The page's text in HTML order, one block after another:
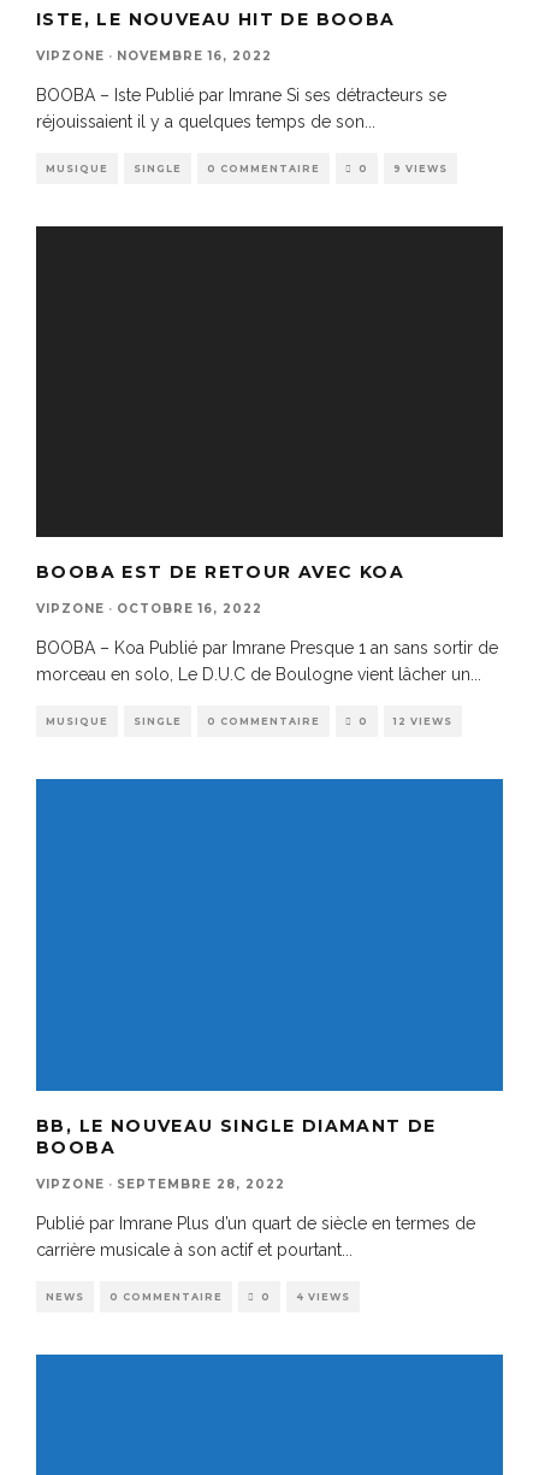
ISTE, LE NOUVEAU HIT DE BOOBA
VIPZONE · NOVEMBRE 16, 2022
BOOBA – Iste Publié par Imrane Si ses détracteurs se
réjouissaient il y a quelques temps de son
MUSIQUE SINGLE 0 COMMENTAIRE 0 9 VIEWS
BOOBA EST DE RETOUR AVEC KOA
VIPZONE · OCTOBRE 16, 2022
BOOBA – Koa Publié par Imrane Presque 1 an sans sortir de
morceau en solo, Le D.U.C de Boulogne vient lâcher un...
MUSIQUE SINGLE 0 COMMENTAIRE 0 12 VIEWS
BB, LE NOUVEAU SINGLE DIAMANT DE
BOOBA
VIPZONE · SEPTEMBRE 28, 2022
Publié par Imrane Plus d’un quart de siècle en termes de
carrière musicale à son actif et pourtant
NEWS 0 COMMENTAIRE 0 4 VIEWS